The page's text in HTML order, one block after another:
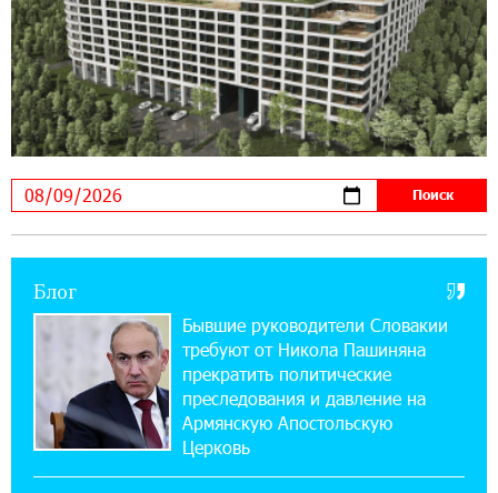
22:41:05 3-08-2026
Idram и IDBank - рядом со стартапами на
Seaside Startup Summit
10:12:55 3-08-2026
В мобильном приложении Юнибанка теперь
можно зарегистрироваться также с помощью
«Бесплатные бонусы в играх»: IDBank
предупреждает о кибератаках на школьников
11:21:15 31-07-2026
ЕАЭС со временем будет расширяться. Когда-
нибудь это поймёт и рядовой армянин, но
Блог
Бывшие руководители Словакии
требуют от Никола Пашиняна
прекратить политические
преследования и давление на
Армянскую Апостольскую
Церковь